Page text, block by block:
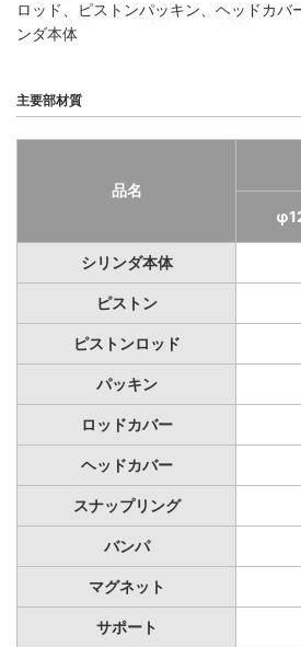
ロッド、ピストンパッキン、ヘッドカバ
ンダ本体
主要部材質
品名
シリンダ本体
ピストン
ピストンロッド
パッキン
ロッドカバー
ヘッドカバー
スナップリング
バンパ
マグネット
サポート